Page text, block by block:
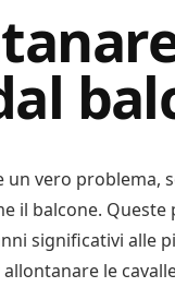
un vero problema,
il balcone.
significativi alle
le